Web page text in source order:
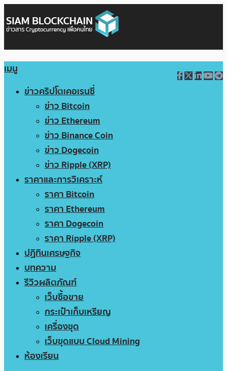
เมนู
ข่าวคริปโตเคอเรนซี่
ข่าว Bitcoin
ข่าว Ethereum
ข่าว Binance Coin
ข่าว Dogecoin
ข่าว Ripple (XRP)
ราคาและการวิเคราะห์
ราคา Bitcoin
ราคา Ethereum
ราคา Dogecoin
ราคา Ripple (XRP)
ปฏิทินเศรษฐกิจ
บทความ
รีวิวผลิตภัณฑ์
เว็บซื้อขาย
กระเป๋าเก็บเหรียญ
เครื่องขุด
เว็บขุดแบบ Cloud Mining
ห้องเรียน